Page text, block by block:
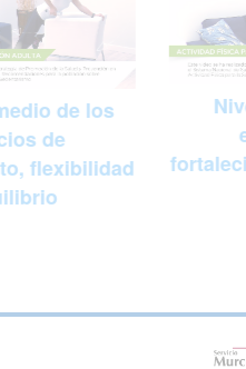
de los
de
flexibilidad